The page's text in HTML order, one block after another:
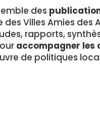
des
desVillesAmies des
rapports,
accompagner les
de politiques